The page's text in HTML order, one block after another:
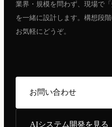
業界・規模を問わず、現場で「
を一緒に設計します。構想段階
お気軽にどうぞ。
お問い合わせ
AIシステム開発を見る